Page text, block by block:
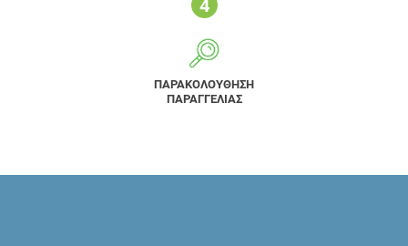
ΠΑΡΑΚΟΛΟΥΘΗΣΗ
ΠΑΡΑΓΓΕΛΙΑΣ